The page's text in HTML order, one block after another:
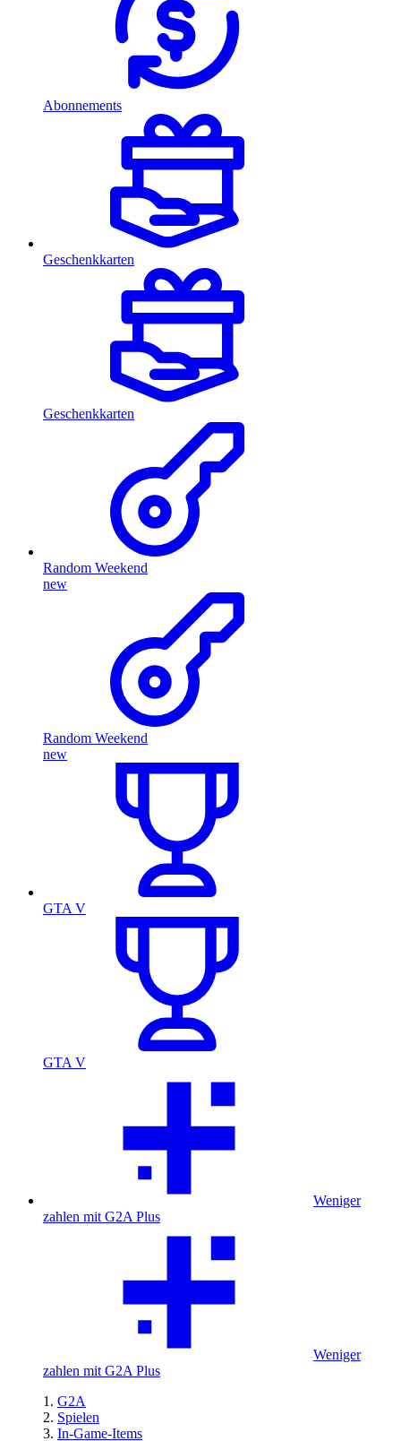
Abonnements
Geschenkkarten
Geschenkkarten
Random Weekend
new
Random Weekend
new
GTA V
GTA V
Weniger
zahlen mit G2A Plus
Weniger
zahlen mit G2A Plus
G2A
Spielen
In-Game-Items